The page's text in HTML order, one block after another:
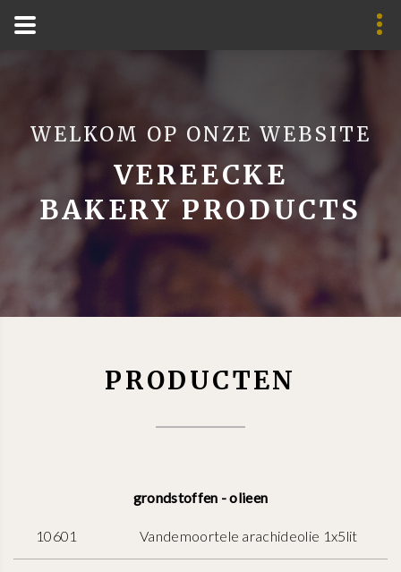
WELKOM OP ONZE WEBSITE
VEREECKE
BAKERY PRODUCTS
PRODUCTEN
grondstoffen - olieen
10601 Vandemoortele arachideolie 1x5lit